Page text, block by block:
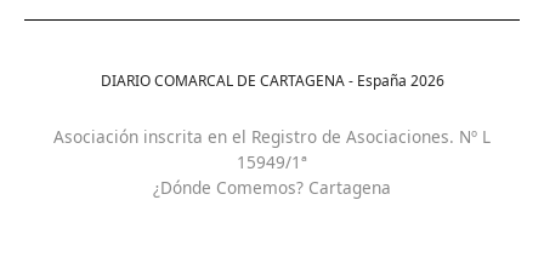
DIARIO COMARCAL DE CARTAGENA - España 2026
Asociación inscrita en el Registro de Asociaciones. Nº L
15949/1ª
¿Dónde Comemos? Cartagena